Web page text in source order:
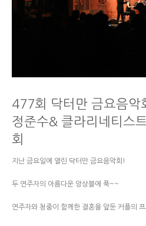
477회 닥터만 금요음악
정준수& 클라리네티스
회
지난 금요일에 열린 닥터만 금요음악회!
두 연주자의 아름다운 앙상블에 푹~~
연주자와 청중이 함께한 결혼을 앞둔 커플의